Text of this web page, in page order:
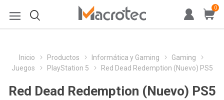
0
Inicio Productos Informática y Gaming
Gaming
Juegos
PlayStation 5 Red Dead Redemption (Nuevo) PS5
Red Dead Redemption (Nuevo) PS5